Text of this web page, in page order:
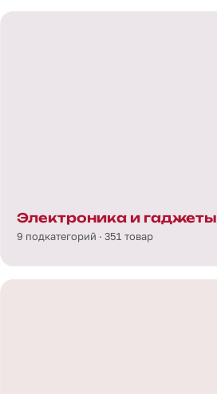
Электроника и гаджеты
9 подкатегорий · 351 товар